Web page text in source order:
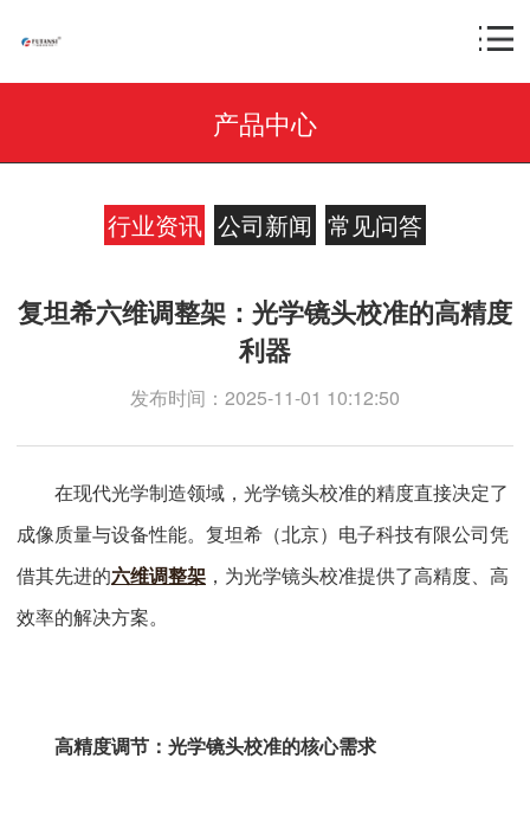
产品中心
行业资讯 公司新闻 常见问答
复坦希六维调整架：光学镜头校准的高精度
利器
发布时间：2025-11-01 10:12:50
在现代光学制造领域，光学镜头校准的精度直接决定了
成像质量与设备性能。复坦希（北京）电子科技有限公司凭
借其先进的六维调整架 ，为光学镜头校准提供了高精度、高
效率的解决方案。
高精度调节：光学镜头校准的核心需求